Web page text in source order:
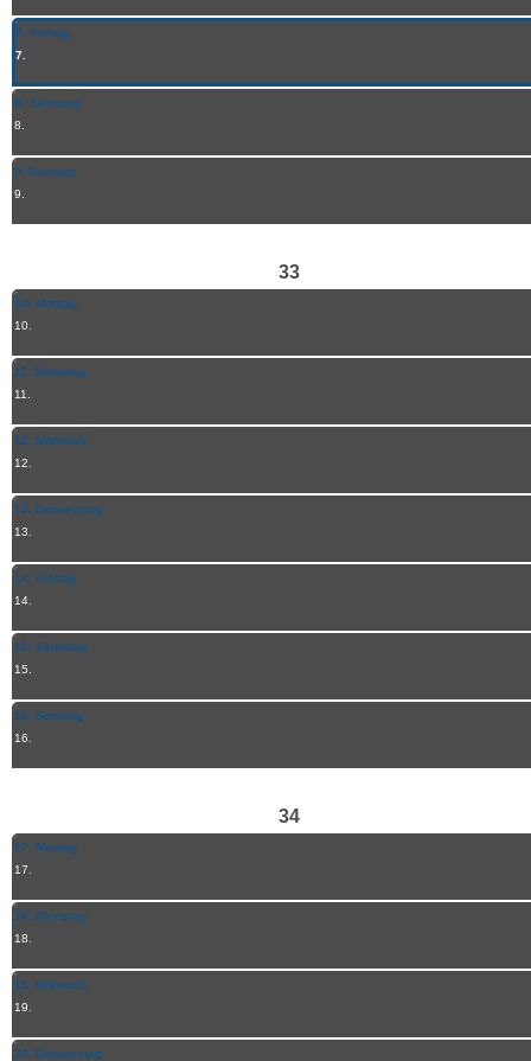
7. Freitag
7.
8. Samstag
8.
9. Sonntag
9.
33
10. Montag
10.
11. Dienstag
11.
12. Mittwoch
12.
13. Donnerstag
13.
14. Freitag
14.
15. Samstag
15.
16. Sonntag
16.
34
17. Montag
17.
18. Dienstag
18.
19. Mittwoch
19.
20. Donnerstag